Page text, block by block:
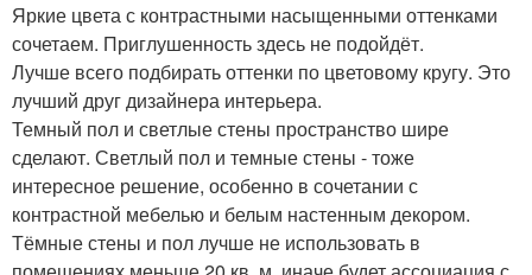
Яркие цвета с контрастными насыщенными оттенками
сочетаем. Приглушенность здесь не подойдёт.
Лучше всего подбирать оттенки по цветовому кругу. Это
лучший друг дизайнера интерьера.
Темный пол и светлые стены пространство шире
сделают. Светлый пол и темные стены - тоже
интересное решение, особенно в сочетании с
контрастной мебелью и белым настенным декором.
Тёмные стены и пол лучше не использовать в